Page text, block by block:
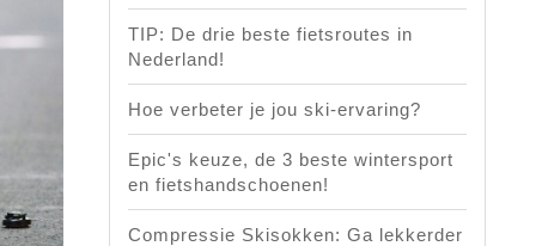
TIP: De drie beste fietsroutes in
Nederland!
Hoe verbeter je jou ski-ervaring?
Epic's keuze, de 3 beste wintersport
en fietshandschoenen!
Compressie Skisokken: Ga lekkerder